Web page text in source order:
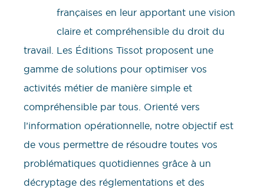
françaises en leur apportant une vision
claire et compréhensible du droit du
travail. Les Éditions Tissot proposent une
gamme de solutions pour optimiser vos
activités métier de manière simple et
compréhensible par tous. Orienté vers
l’information opérationnelle, notre objectif est
de vous permettre de résoudre toutes vos
problématiques quotidiennes grâce à un
décryptage des réglementations et des